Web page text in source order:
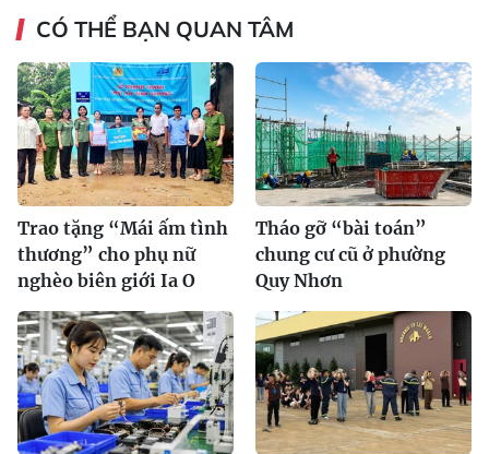
CÓ THỂ BẠN QUAN TÂM
Trao tặng “Mái ấm tình
thương” cho phụ nữ
nghèo biên giới Ia O
Tháo gỡ “bài toán”
chung cư cũ ở phường
Quy Nhơn